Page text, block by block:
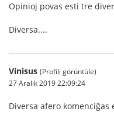
Opinioj povas esti tre
Diversa....
Vinisus (Profili görüntüle)
27 Aralık 2019 22:09:24
Diversa afero komenciĝas